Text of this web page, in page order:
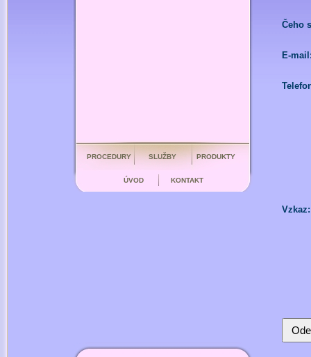
PROCEDURY SLUŽBY PRODUKTY
ÚVOD KONTAKT
Čeho
E-
Vzkaz: